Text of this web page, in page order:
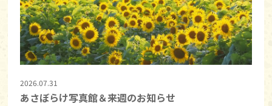
2026.07.31
あさぼらけ写真館＆来週のお知らせ